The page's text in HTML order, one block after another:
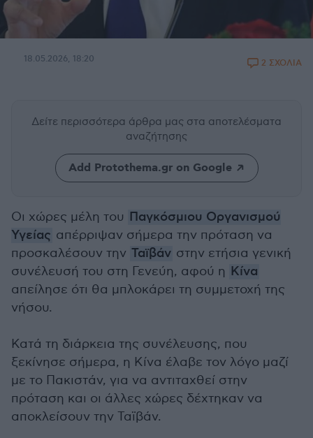
18.05.2026, 18:20 2 ΣΧΟΛΙΑ
Δείτε περισσότερα άρθρα μας στα αποτελέσματα
αναζήτησης
Add Protothema.gr on Google
Οι χώρες μέλη του Παγκόσμιου Οργανισμού
Υγείας απέρριψαν σήμερα την πρόταση να
προσκαλέσουν την Ταϊβάν στην ετήσια γενική
συνέλευσή του στη Γενεύη, αφού η Κίνα
απείλησε ότι θα μπλοκάρει τη συμμετοχή της
νήσου.
Κατά τη διάρκεια της συνέλευσης, που
ξεκίνησε σήμερα, η Κίνα έλαβε τον λόγο μαζί
με το Πακιστάν, για να αντιταχθεί στην
πρόταση και οι άλλες χώρες δέχτηκαν να
αποκλείσουν την Ταϊβάν.